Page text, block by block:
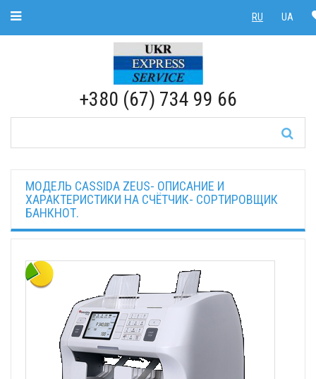
Toggle Navigation UA
RU UA
RU
+380 (67) 734 99 66
МОДЕЛЬ CASSIDA ZEUS- ОПИСАНИЕ И
ХАРАКТЕРИСТИКИ НА СЧЁТЧИК- СОРТИРОВЩИК
БАНКНОТ.